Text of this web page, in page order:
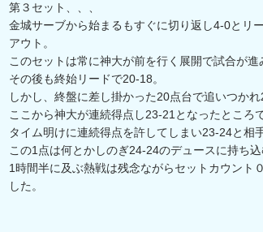
第３セット、、、
金城サーブから始まるもすぐに切り返し4-0とリ
アウト。
このセットは常に神大が前を行く展開で試合が進
その後も終始リードで20-18。
しかし、終盤に差し掛かった20点台で追いつかれ
ここから神大が連続得点し23-21となったところ
タイム明けに連続得点を許してしまい23-24と相
この1点は何とかしのぎ24-24のデュースに持ち込
1時間半に及ぶ熱戦は残念ながらセットカウント
した。